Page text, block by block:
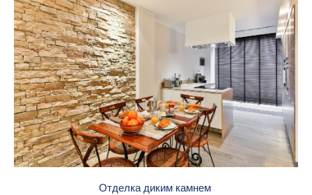
Отделка диким камнем